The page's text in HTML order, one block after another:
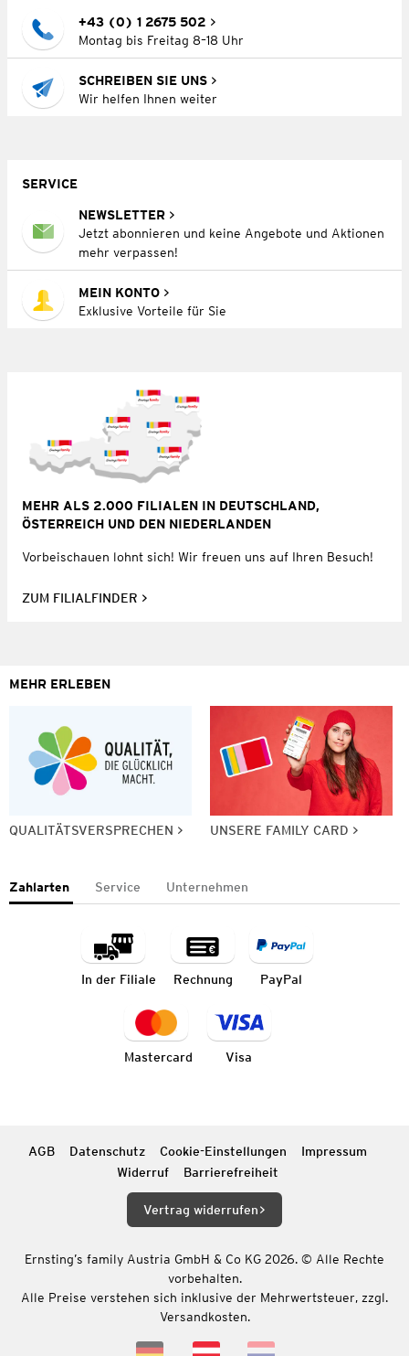
+43 (0) 1 2675 502
Montag bis Freitag 8–18 Uhr
SCHREIBEN SIE UNS
Wir helfen Ihnen weiter
SERVICE
NEWSLETTER
Jetzt abonnieren und keine Angebote und Aktionen
mehr verpassen!
MEIN KONTO
Exklusive Vorteile für Sie
MEHR ALS 2.000 FILIALEN IN DEUTSCHLAND,
ÖSTERREICH UND DEN NIEDERLANDEN
Vorbeischauen lohnt sich! Wir freuen uns auf Ihren Besuch!
ZUM FILIALFINDER
MEHR ERLEBEN
QUALITÄTSVERSPRECHEN UNSERE FAMILY CARD
Zahlarten Service Unternehmen
In der Filiale Rechnung PayPal
Mastercard Visa
AGB Datenschutz Cookie-Einstellungen
Impressum
Widerruf
Barrierefreiheit
Vertrag widerrufen
Ernsting’s family Austria GmbH & Co KG 2026. © Alle Rechte
vorbehalten.
Alle Preise verstehen sich inklusive der Mehrwertsteuer, zzgl.
Versandkosten.